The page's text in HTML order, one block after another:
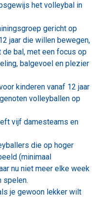
het volleybal in
gericht op
jaar die willen bewegen,
de bal, met een focus op
balgevoel en plezier
kinderen vanaf 12 jaar
volleyballen op
vijf damesteams en
die op hoger
(minimaal
nu niet meer elke week
spelen.
je gewoon lekker wilt